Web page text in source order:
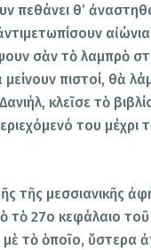
πεθάνει θ’
σὰν τὸ λαμπρὸ
πιστοί, θὰ
κλεῖσε τὸ
του μέχρι
τῆς μεσσιανικῆς
τὸ 27ο κεφάλαιο
τὸ ὁποῖο, ὕστερα